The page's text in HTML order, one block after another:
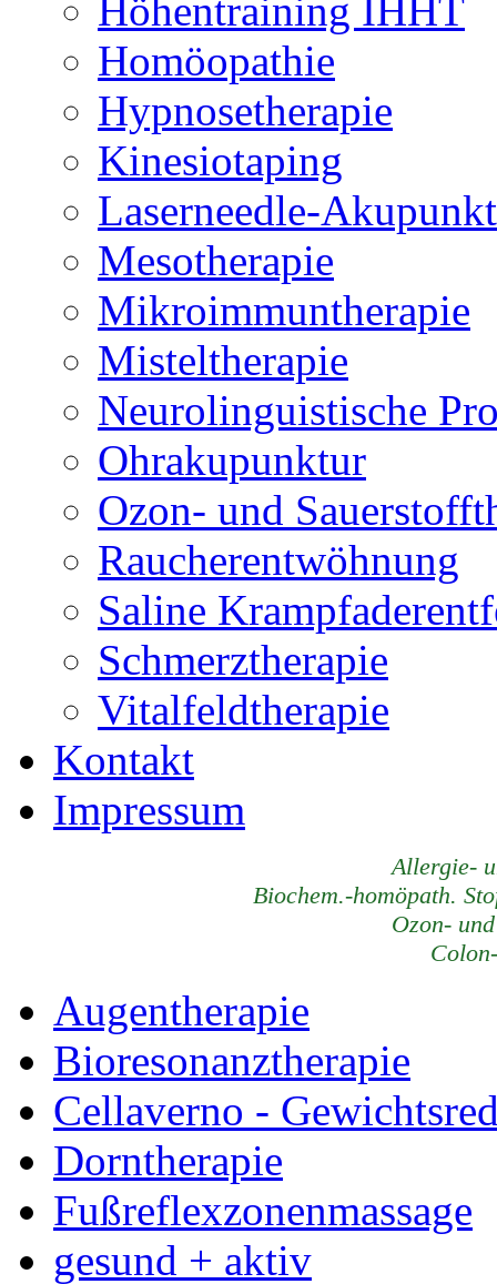
Höhentraining IHHT
Homöopathie
Hypnosetherapie
Kinesiotaping
Laserneedle-
Mesotherapie
Mikroimmuntherapie
Misteltherapie
Neurolinguistische
Ohrakupunktur
Ozon- und
Raucherentwöhnung
Saline
Schmerztherapie
Vitalfeldtherapie
Kontakt
Impressum
Allergie-
Biochem.-homöpath.
Ozon-
Augentherapie
Bioresonanztherapie
Cellaverno -
Dorntherapie
Fußreflexzonenmassage
gesund + aktiv